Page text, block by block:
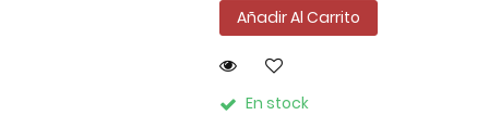
Añadir Al Carrito
En stock